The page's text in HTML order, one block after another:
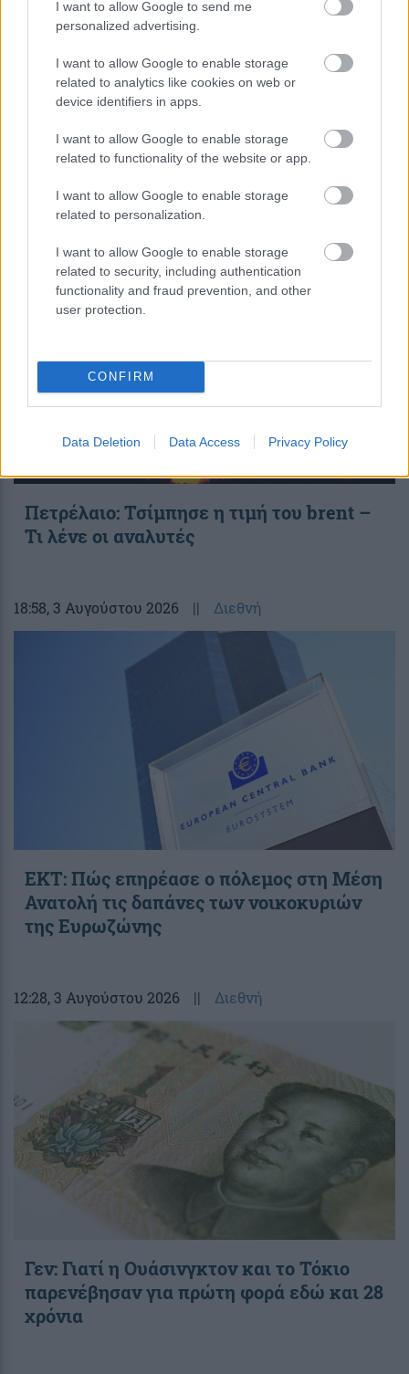
I want to allow Google to send me
personalized advertising.
I want to allow Google to enable storage
related to analytics like cookies on web or
device identifiers in apps.
I want to allow Google to enable storage
related to functionality of the website or app.
I want to allow Google to enable storage
related to personalization.
I want to allow Google to enable storage
related to security, including authentication
functionality and fraud prevention, and other
user protection.
CONFIRM
Data Deletion Data Access Privacy Policy
περισσότερα
Πετρέλαιο: Τσίμπησε η τιμή του brent –
Τι λένε οι αναλυτές
18:58, 3 Αυγούστου 2026 || Διεθνή
ΕΚΤ: Πώς επηρέασε ο πόλεμος στη Μέση
Ανατολή τις δαπάνες των νοικοκυριών
της Ευρωζώνης
12:28, 3 Αυγούστου 2026 || Διεθνή
Γεν: Γιατί η Ουάσινγκτον και το Τόκιο
παρενέβησαν για πρώτη φορά εδώ και 28
χρόνια